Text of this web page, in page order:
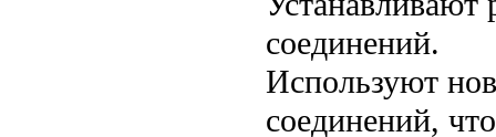
соединений.
Используют
соединений,